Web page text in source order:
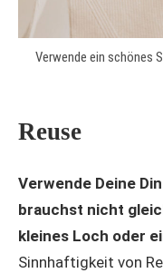
Verwende ein schönes
Reuse
Verwende Deine
brauchst nicht
kleines Loch oder
Sinnhaftigkeit von